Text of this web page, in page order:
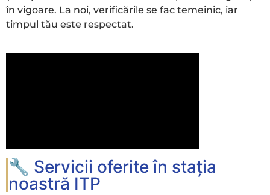
în vigoare. La noi, verificările se fac temeinic, iar
timpul tău este respectat.
🔧 Servicii oferite în stația
noastră ITP